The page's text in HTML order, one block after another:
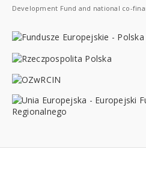
Development Fund and national co-